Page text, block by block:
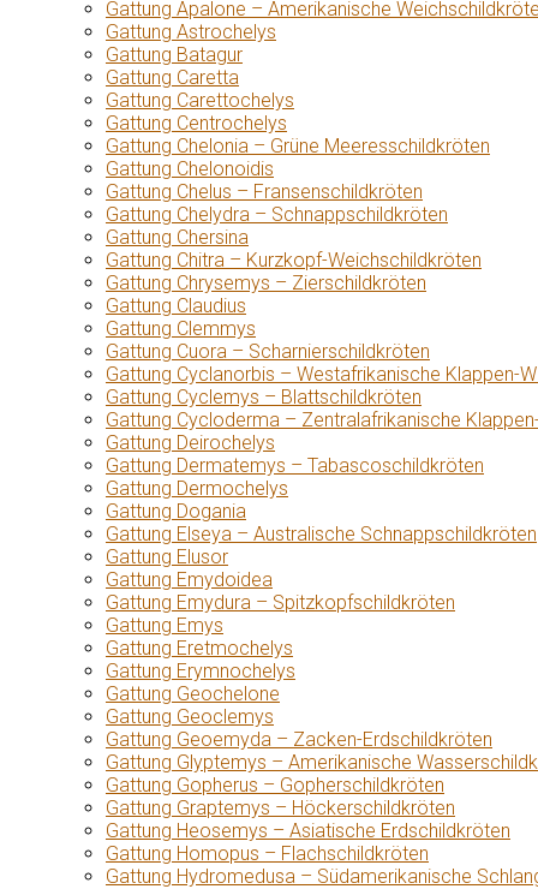
Gattung Apalone – Amerikanische
Gattung Astrochelys
Gattung Batagur
Gattung Caretta
Gattung Carettochelys
Gattung Centrochelys
Gattung Chelonia – Grüne Meeresschildkröten
Gattung Chelonoidis
Gattung Chelus – Fransenschildkröten
Gattung Chelydra – Schnappschildkröten
Gattung Chersina
Gattung Chitra – Kurzkopf-Weichschildkröten
Gattung Chrysemys – Zierschildkröten
Gattung Claudius
Gattung Clemmys
Gattung Cuora – Scharnierschildkröten
Gattung Cyclanorbis – Westafrikanische Klappen-
Gattung Cyclemys – Blattschildkröten
Gattung Cycloderma – Zentralafrikanische
Gattung Deirochelys
Gattung Dermatemys – Tabascoschildkröten
Gattung Dermochelys
Gattung Dogania
Gattung Elseya – Australische Schnappschildkröten
Gattung Elusor
Gattung Emydoidea
Gattung Emydura – Spitzkopfschildkröten
Gattung Emys
Gattung Eretmochelys
Gattung Erymnochelys
Gattung Geochelone
Gattung Geoclemys
Gattung Geoemyda – Zacken-Erdschildkröten
Gattung Glyptemys – Amerikanische
Gattung Gopherus – Gopherschildkröten
Gattung Graptemys – Höckerschildkröten
Gattung Heosemys – Asiatische Erdschildkröten
Gattung Homopus – Flachschildkröten
Gattung Hydromedusa – Südamerikanische